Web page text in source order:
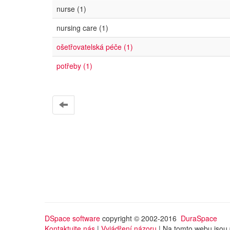
nurse (1)
nursing care (1)
ošetřovatelská péče (1)
potřeby (1)
DSpace software copyright © 2002-2016 DuraSpace